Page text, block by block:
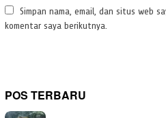
Simpan nama, email, dan situs web
komentar saya berikutnya.
POS TERBARU